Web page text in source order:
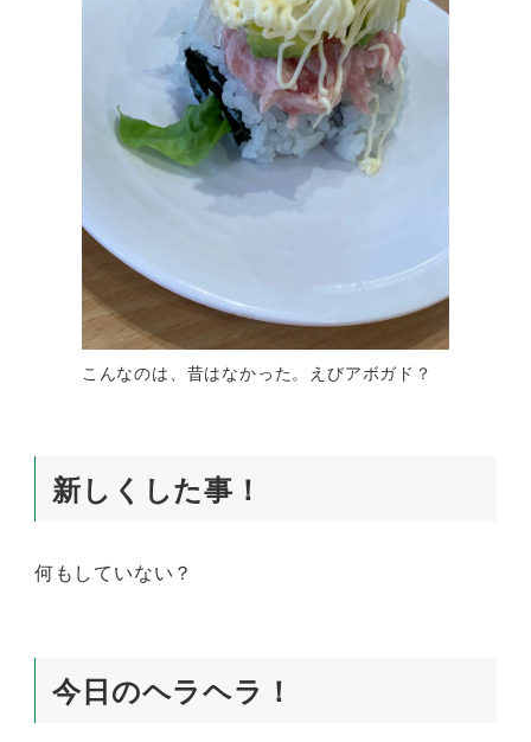
こんなのは、昔はなかった。えびアボガド？
新しくした事！
何もしていない？
今日のヘラヘラ！